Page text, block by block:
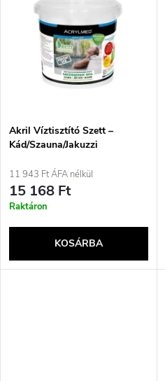
é
s
e
j
a
Akril Víztisztító Szett –
Kád/Szauna/Jakuzzi
11 943 Ft ÁFA nélkül
15 168 Ft
Raktáron
KOSÁRBA